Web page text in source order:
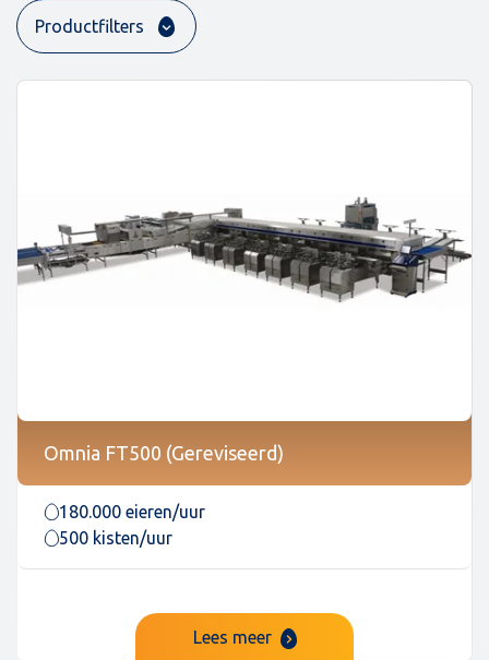
Productfilters
Omnia FT500 (Gereviseerd)
180.000 eieren/uur
500 kisten/uur
Lees meer